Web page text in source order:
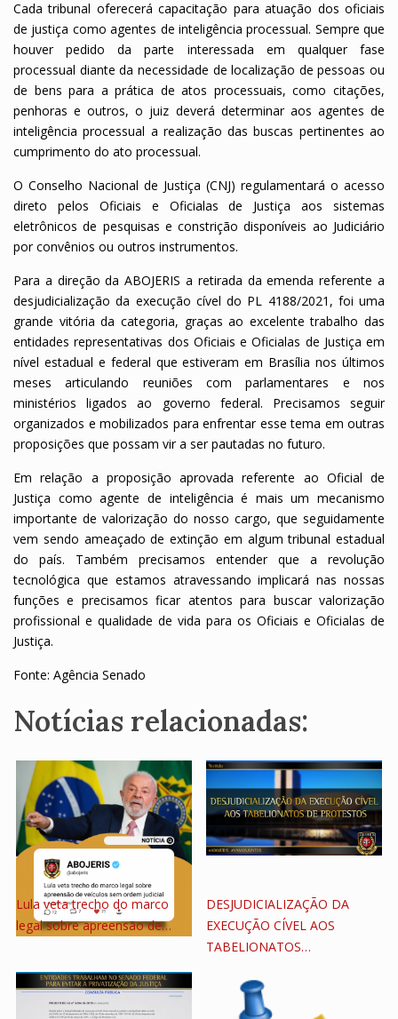
Cada tribunal oferecerá capacitação para atuação dos oficiais
de justiça como agentes de inteligência processual. Sempre que
houver pedido da parte interessada em qualquer fase
processual diante da necessidade de localização de pessoas ou
de bens para a prática de atos processuais, como citações,
penhoras e outros, o juiz deverá determinar aos agentes de
inteligência processual a realização das buscas pertinentes ao
cumprimento do ato processual.
O Conselho Nacional de Justiça (CNJ) regulamentará o acesso
direto pelos Oficiais e Oficialas de Justiça aos sistemas
eletrônicos de pesquisas e constrição disponíveis ao Judiciário
por convênios ou outros instrumentos.
Para a direção da ABOJERIS a retirada da emenda referente a
desjudicialização da execução cível do PL 4188/2021, foi uma
grande vitória da categoria, graças ao excelente trabalho das
entidades representativas dos Oficiais e Oficialas de Justiça em
nível estadual e federal que estiveram em Brasília nos últimos
meses articulando reuniões com parlamentares e nos
ministérios ligados ao governo federal. Precisamos seguir
organizados e mobilizados para enfrentar esse tema em outras
proposições que possam vir a ser pautadas no futuro.
Em relação a proposição aprovada referente ao Oficial de
Justiça como agente de inteligência é mais um mecanismo
importante de valorização do nosso cargo, que seguidamente
vem sendo ameaçado de extinção em algum tribunal estadual
do país. Também precisamos entender que a revolução
tecnológica que estamos atravessando implicará nas nossas
funções e precisamos ficar atentos para buscar valorização
profissional e qualidade de vida para os Oficiais e Oficialas de
Justiça.
Fonte: Agência Senado
Notícias relacionadas:
Lula veta trecho do marco
legal sobre apreensão de…
DESJUDICIALIZAÇÃO DA
EXECUÇÃO CÍVEL AOS
TABELIONATOS…